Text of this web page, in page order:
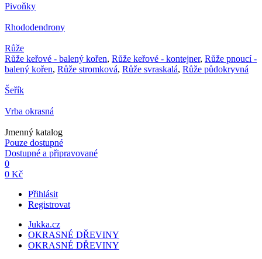
Pivoňky
Rhododendrony
Růže
Růže keřové - balený kořen, Růže keřové - kontejner, Růže pnoucí -
balený kořen, Růže stromková, Růže svraskalá, Růže půdokryvná
Šeřík
Vrba okrasná
Jmenný katalog
Pouze dostupné
Dostupné a připravované
0
0 Kč
Přihlásit
Registrovat
Jukka.cz
OKRASNÉ DŘEVINY
OKRASNÉ DŘEVINY